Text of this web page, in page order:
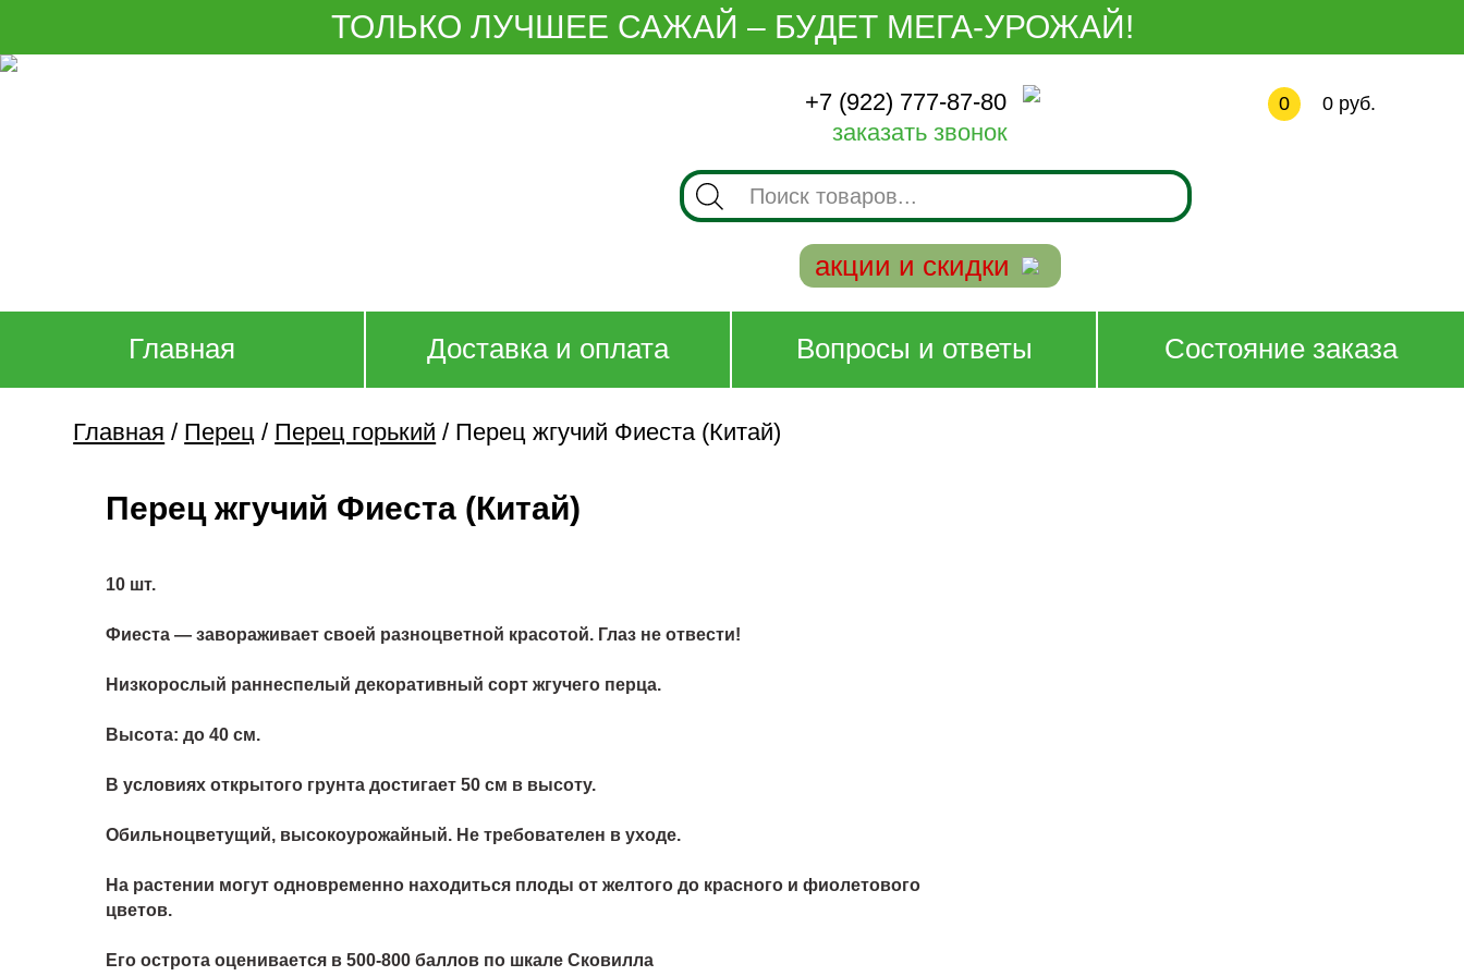
ТОЛЬКО ЛУЧШЕЕ САЖАЙ – БУДЕТ МЕГА-УРОЖАЙ!
+7 (922) 777-87-80
заказать звонок
Поиск
товаров
акции и скидки
0 0 руб.
Главная Доставка и оплата Вопросы и ответы Состояние заказа
Главная / Перец / Перец горький / Перец жгучий Фиеста (Китай)
Перец жгучий Фиеста (Китай)
10 шт.
Фиеста — завораживает своей разноцветной красотой. Глаз не отвести!
Низкорослый раннеспелый декоративный сорт жгучего перца.
Высота: до 40 см.
В условиях открытого грунта достигает 50 см в высоту.
Обильноцветущий, высокоурожайный. Не требователен в уходе.
На растении могут одновременно находиться плоды от желтого до красного и фиолетового
цветов.
Его острота оценивается в 500-800 баллов по шкале Сковилла